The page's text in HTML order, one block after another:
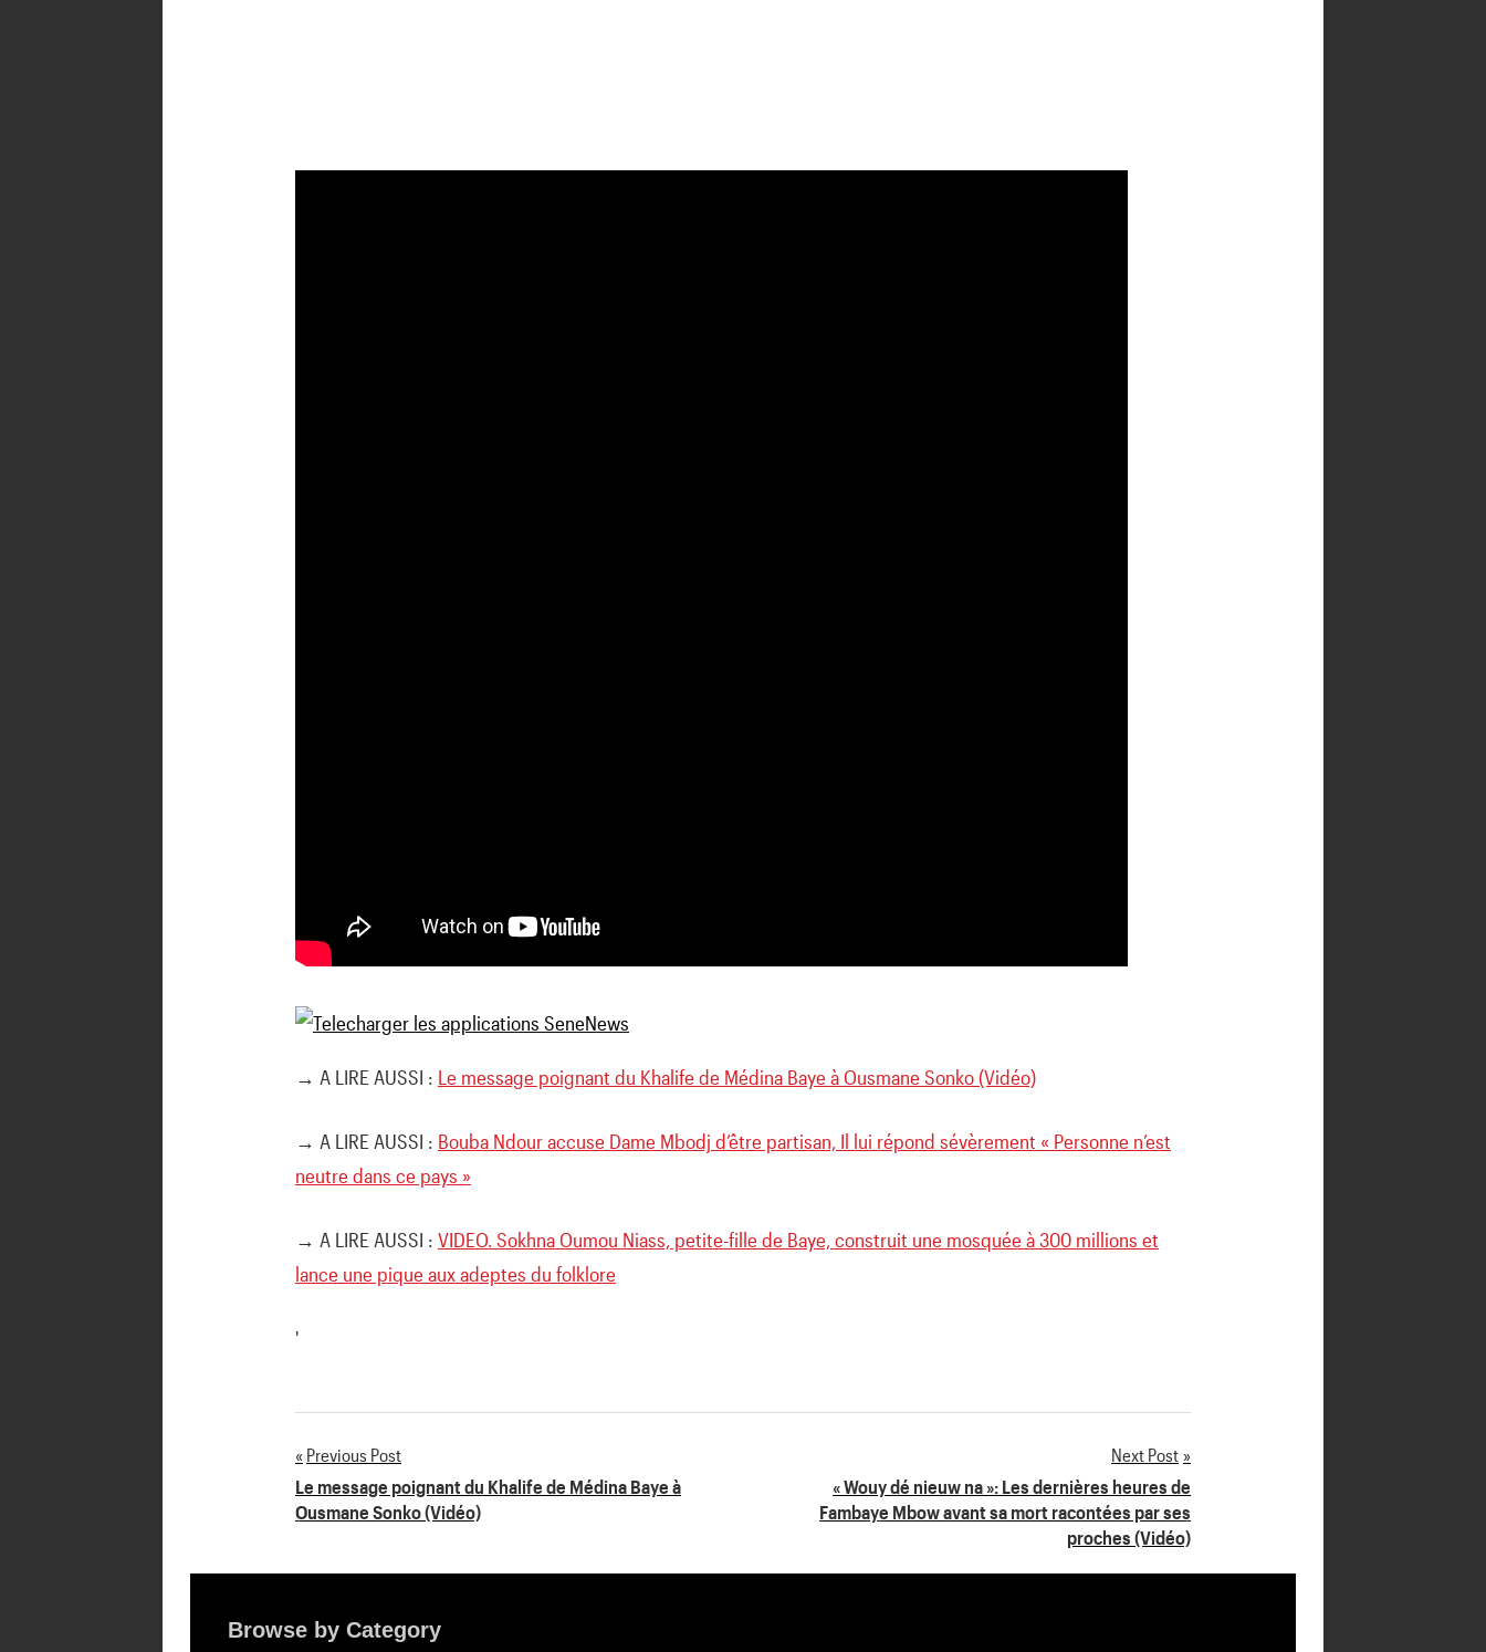
→ A LIRE AUSSI : Le message poignant du Khalife de Médina Baye à Ousmane Sonko (Vidéo)
→ A LIRE AUSSI : Bouba Ndour accuse Dame Mbodj d’être partisan, Il lui répond sévèrement « Personne n’est
neutre dans ce pays »
→ A LIRE AUSSI : VIDEO. Sokhna Oumou Niass, petite-fille de Baye, construit une mosquée à 300 millions et
lance une pique aux adeptes du folklore
'
Navigation
de
l’article
Previous Post
Le message poignant du Khalife de Médina Baye à
Ousmane Sonko (Vidéo)
Next Post
« Wouy dé nieuw na »: Les dernières heures de
Fambaye Mbow avant sa mort racontées par ses
proches (Vidéo)
Browse by Category